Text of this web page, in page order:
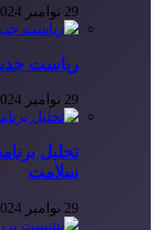
29 نوامبر 2024
ریاست
29 نوامبر 2024
تحلیل
سلامت
29 نوامبر 2024